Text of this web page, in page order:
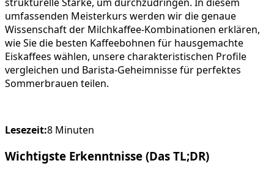
umfassenden Meisterkurs werden wir die genaue
Wissenschaft der Milchkaffee-Kombinationen erklären,
wie Sie die besten Kaffeebohnen für hausgemachte
Eiskaffees wählen, unsere charakteristischen Profile
vergleichen und Barista-Geheimnisse für perfektes
Sommerbrauen teilen.
Lesezeit:8 Minuten
Wichtigste Erkenntnisse (Das TL;DR)